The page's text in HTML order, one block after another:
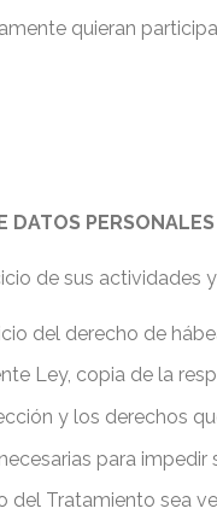
quieran
DATOS PERSONALES
de sus actividades
del derecho de
Ley, copia de la
y los derechos
para
del Tratamiento sea